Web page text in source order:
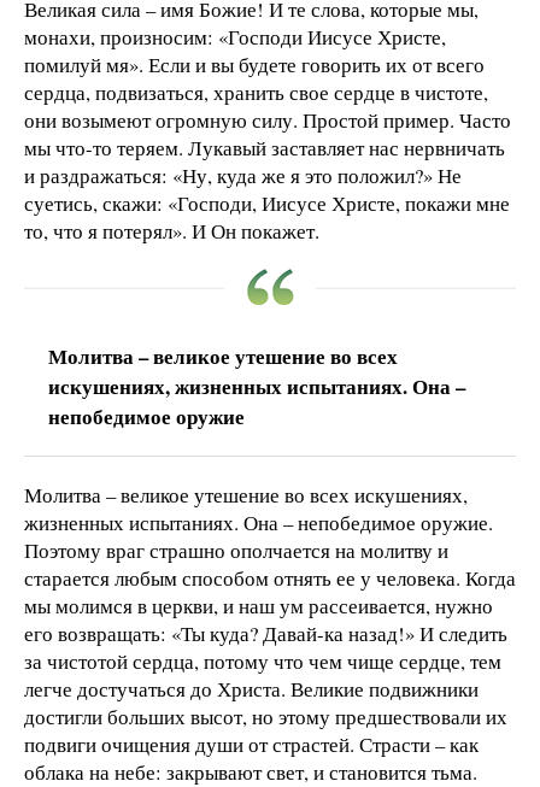
Великая сила – имя Божие! И те слова, которые мы,
монахи, произносим: «Господи Иисусе Христе,
помилуй мя». Если и вы будете говорить их от всего
сердца, подвизаться, хранить свое сердце в чистоте,
они возымеют огромную силу. Простой пример. Часто
мы что-то теряем. Лукавый заставляет нас нервничать
и раздражаться: «Ну, куда же я это положил?» Не
суетись, скажи: «Господи, Иисусе Христе, покажи мне
то, что я потерял». И Он покажет.
Молитва – великое утешение во всех
искушениях, жизненных испытаниях. Она –
непобедимое оружие
Молитва – великое утешение во всех искушениях,
жизненных испытаниях. Она – непобедимое оружие.
Поэтому враг страшно ополчается на молитву и
старается любым способом отнять ее у человека. Когда
мы молимся в церкви, и наш ум рассеивается, нужно
его возвращать: «Ты куда? Давай-ка назад!» И следить
за чистотой сердца, потому что чем чище сердце, тем
легче достучаться до Христа. Великие подвижники
достигли больших высот, но этому предшествовали их
подвиги очищения души от страстей. Страсти – как
облака на небе: закрывают свет, и становится тьма.